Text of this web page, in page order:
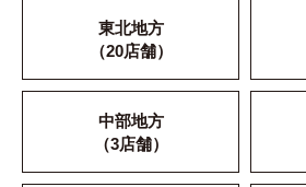
東北地方
（20店舗）
中部地方
（3店舗）